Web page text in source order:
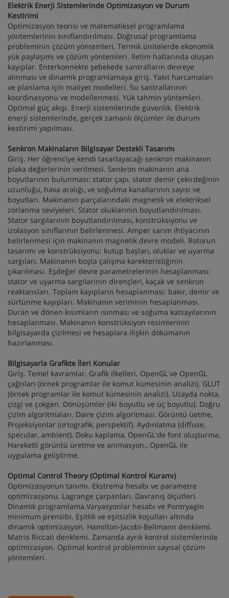
Elektrik Enerji Sistemlerinde Optimizasyon ve Durum
Kestirimi
Optimizasyon teorisi ve matematiksel programlama
yöntemlerinin sınıflandırılması. Doğrusal programlama
probleminin çözüm yöntemleri. Termik ünitelerde ekonomik
yük paylaşımı ve çözüm yöntemleri. İletim hatlarında oluşan
kayıplar. Enterkonnekte şebekede santralların devreye
alınması ve dinamik programlamaya giriş. Yakıt harcamaları
ve planlama için maliyet modelleri. Su santrallarının
koordinasyonu ve modellenmesi. Yük tahmin yöntemleri.
Optimal güç akışı. Enerji sistemlerinde güvenlik. Elektrik
enerji sistemlerinde, gerçek zamanlı ölçümler ile durum
kestirimi yapılması.
Senkron Makinaların Bilgisayar Destekli Tasarımı
Giriş. Her öğrenciye kendi tasarlayacağı senkron makinanın
plaka değerlerinin verilmesi. Senkron makinanın ana
boyutlarının bulunması: stator çapı, stator demir çekirdeğinin
uzunluğu, hava aralığı, ve soğutma kanallarının sayısı ve
boyutları. Makinanın parçalarındaki magnetik ve elektriksel
zorlanma seviyeleri. Stator oluklarının boyutlandırılması.
Stator sargılarının boyutlandırılması, konstrüksiyonu ve
izolasyon sınıflarının belirlenmesi. Amper sarım ihtiyacının
belirlenmesi için makinanın magnetik devre modeli. Rotorun
tasarımı ve konstrüksiyonu: kutup başları, oluklar ve uyarma
sargıları. Makinanın boşta çalışma karekteristiğinin
çıkarılması. Eşdeğer devre parametrelerinin hesaplanması:
stator ve uyarma sargılarının dirençleri, kaçak ve senkron
reaktansları. Toplam kayıpların hesaplanması: bakır, demir ve
sürtünme kayıpları. Makinanın veriminin hesaplanması.
Duran ve dönen kısımların ısınması ve soğuma katsayılarının
hesaplanması. Makinanın konstrüksiyon resimlerinin
bilgisayarda çizilmesi ve hesaplara ilişkin dökümanın
hazırlanması.
Bilgisayarla Grafikte İleri Konular
Giriş. Temel kavramlar. Grafik ilkelleri. OpenGL ve OpenGL
çağrıları (örnek programlar ile komut kümesinin analizi). GLUT
(örnek programlar ile komut kümesinin analizi). Uzayda nokta,
çizgi ve çokgen. Dönüşümler (iki boyutlu ve üç boyutlu). Doğru
çizim algoritmaları. Daire çizim algoritması. Görüntü üetme,
Projeksiyonlar (ortografik, perspektif). Aydınlatma (diffuse,
specular, ambient). Doku kaplama, OpenGL'de font oluşturma,
Hareketli görüntü üretme ve animasyon., OpenGL ile
uygulama geliştirme.
Optimal Control Theory (Optimal Kontrol Kuramı)
Optimizasyonun tanımı. Ekstrema hesabı ve parametre
optimizasyonu. Lagrange çarpanları. Davranış ölçütleri.
Dinamik programlama.Varyasyonlar hesabı ve Pontryagin
minimum prensibi. Eşitlik ve eşitsizlik koşulları altında
dinamik optimizasyon. Hamilton-Jacobi-Bellmann denklemi.
Matris Riccati denklemi. Zamanda ayrık kontrol sistemlerinde
optimizasyon. Optimal kontrol probleminin sayısal çözüm
yöntemleri.